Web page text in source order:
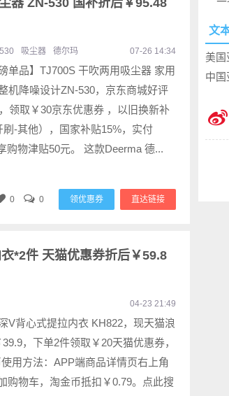
器 ZN-530 国补折后￥95.48
吸尘器 德尔玛 07-26 14:34
单品】TJ700S 干吹两用吸尘器 家用
机降噪设计ZN-530，京东商城好评
领取￥30京东优惠券 ，以旧换新补
-其他），国家补贴15%，实付
购物津贴50元。 这款Deerma 德...
直达链接
领优惠券
0 0
*2件 天猫优惠券折后￥59.8
04-23 21:49
V背心式提拉内衣 KH822，现天猫浪
，下单2件领取￥20天猫优惠券，
用方法：APP端商品详情页右上角
购物车，淘金币抵扣￥0.79。点此搜
文
美国
中